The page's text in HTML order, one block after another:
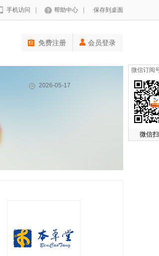
手机访问 帮助中心 保存到桌面
免费注册 会员登录
2026-05-17
微信订阅
微信